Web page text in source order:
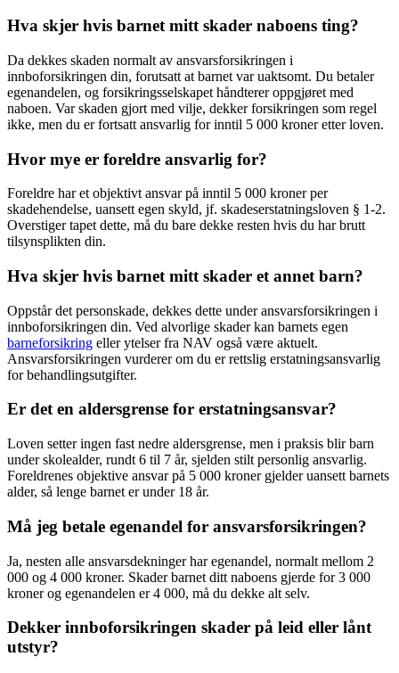
Hva skjer hvis barnet mitt skader naboens ting?
Da dekkes skaden normalt av ansvarsforsikringen i
innboforsikringen din, forutsatt at barnet var uaktsomt. Du betaler
egenandelen, og forsikringsselskapet håndterer oppgjøret med
naboen. Var skaden gjort med vilje, dekker forsikringen som regel
ikke, men du er fortsatt ansvarlig for inntil 5 000 kroner etter loven.
Hvor mye er foreldre ansvarlig for?
Foreldre har et objektivt ansvar på inntil 5 000 kroner per
skadehendelse, uansett egen skyld, jf. skadeserstatningsloven § 1-2.
Overstiger tapet dette, må du bare dekke resten hvis du har brutt
tilsynsplikten din.
Hva skjer hvis barnet mitt skader et annet barn?
Oppstår det personskade, dekkes dette under ansvarsforsikringen i
innboforsikringen din. Ved alvorlige skader kan barnets egen
barneforsikring eller ytelser fra NAV også være aktuelt.
Ansvarsforsikringen vurderer om du er rettslig erstatningsansvarlig
for behandlingsutgifter.
Er det en aldersgrense for erstatningsansvar?
Loven setter ingen fast nedre aldersgrense, men i praksis blir barn
under skolealder, rundt 6 til 7 år, sjelden stilt personlig ansvarlig.
Foreldrenes objektive ansvar på 5 000 kroner gjelder uansett barnets
alder, så lenge barnet er under 18 år.
Må jeg betale egenandel for ansvarsforsikringen?
Ja, nesten alle ansvarsdekninger har egenandel, normalt mellom 2
000 og 4 000 kroner. Skader barnet ditt naboens gjerde for 3 000
kroner og egenandelen er 4 000, må du dekke alt selv.
Dekker innboforsikringen skader på leid eller lånt
utstyr?